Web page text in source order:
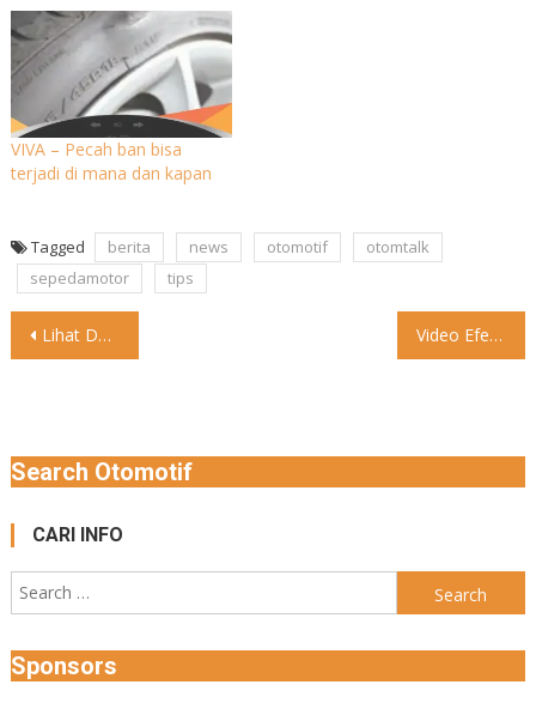
digunakan. Oleh karena itu,
tekanan angin ban wajib
dijaga agar sesuai dengan
rekomendasi pabrikan
mobil. Jika ban mobil kempis
atau kekurangan tekanan
angin, maka laju mobil akan
terasa berat.…
VIVA – Pecah ban bisa
terjadi di mana dan kapan
Tagged berita news otomotif
otomtalk
sepedamotor
tips
Post
Lihat Detil Ultimate Mini Clubman Final Edition 2024 untuk AS Video Efek puasa #otomtalk #lucu #sepedamotor
Search Otomotif
CARI INFO
Search
for:
Sponsors